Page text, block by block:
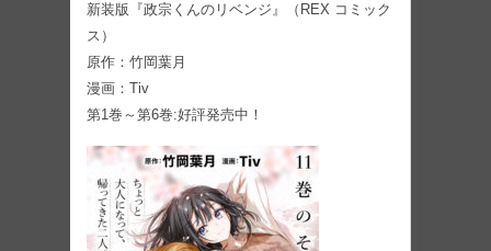
新装版『政宗くんのリベンジ』（REX コミック
ス）
原作：竹岡葉月
漫画：Tiv
第1巻～第6巻:好評発売中！